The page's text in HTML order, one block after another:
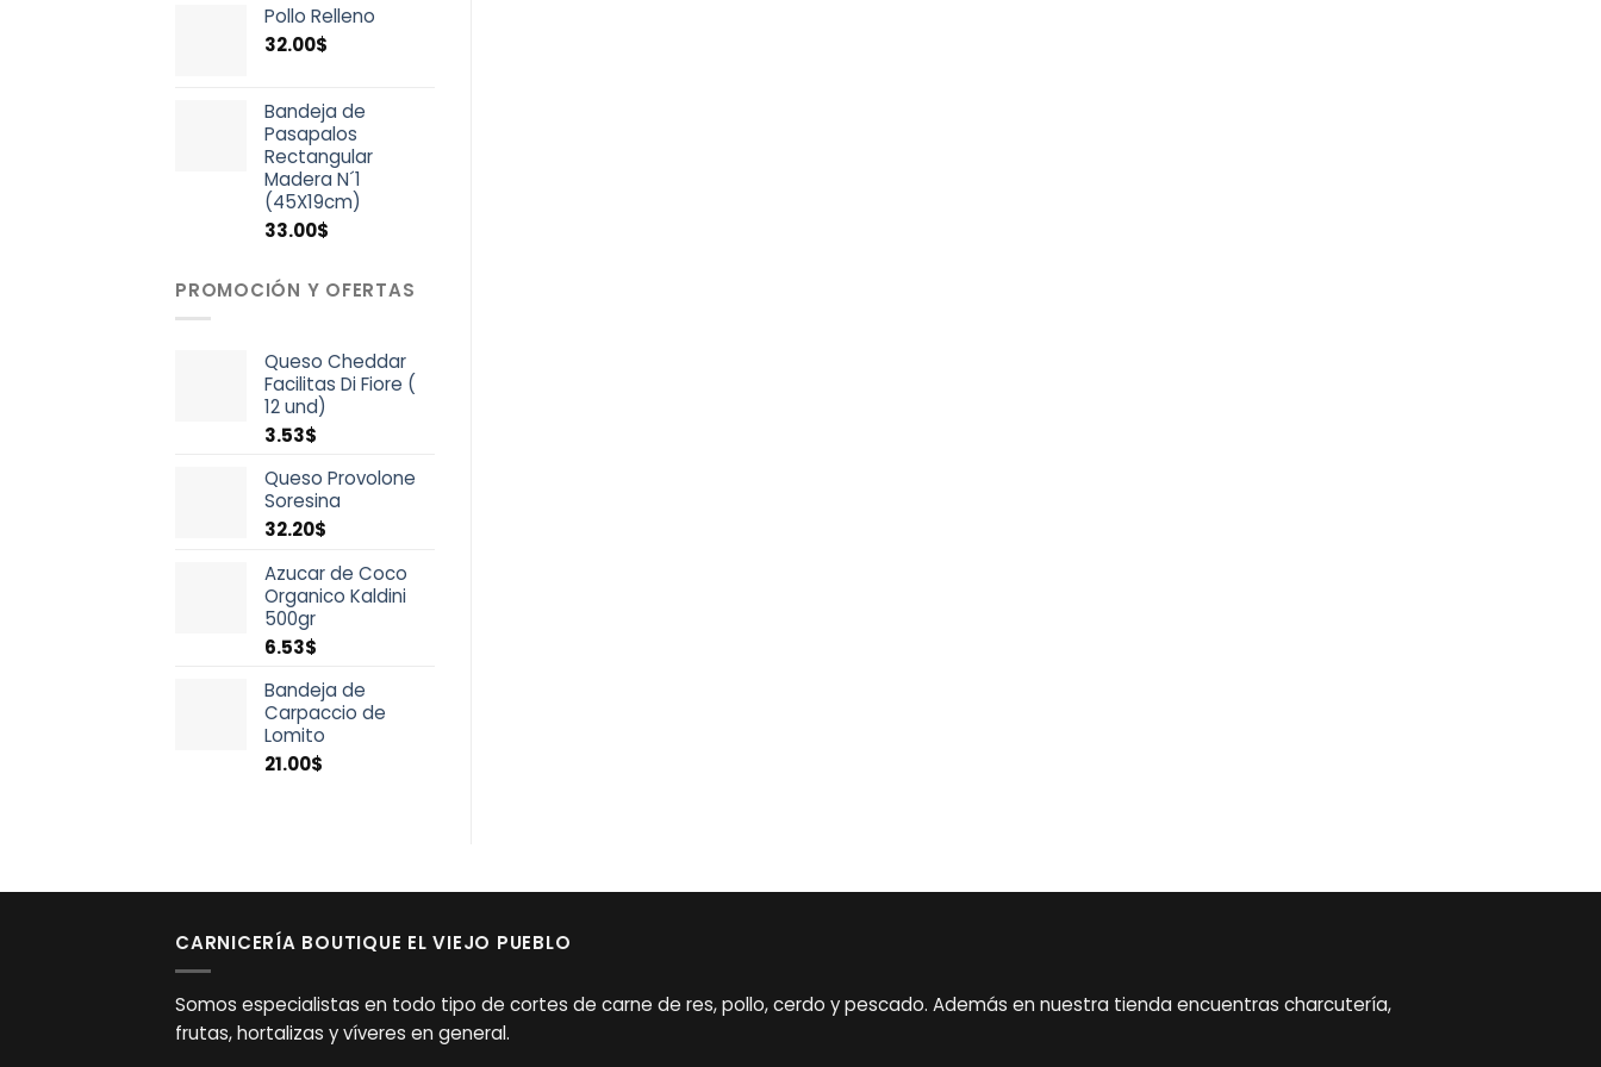
Pollo Relleno
32.00$
Bandeja de
Pasapalos
Rectangular
Madera N´1
(45X19cm)
33.00$
PROMOCIÓN Y OFERTAS
Queso Cheddar
Facilitas Di Fiore (
12 und)
3.53$
Queso Provolone
Soresina
32.20$
Azucar de Coco
Organico Kaldini
500gr
6.53$
Bandeja de
Carpaccio de
Lomito
21.00$
CARNICERÍA BOUTIQUE EL VIEJO PUEBLO
Somos especialistas en todo tipo de cortes de carne de res, pollo, cerdo y pescado. Además en nuestra tienda encuentras charcutería,
frutas, hortalizas y víveres en general.